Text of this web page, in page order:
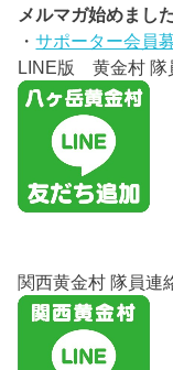
メルマガ始めまし
・サポーター会員
LINE版 黄金村 隊
関西黄金村 隊員連